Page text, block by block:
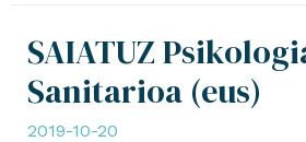
SAIATUZ
Sanitarioa (eus)
2019-10-20